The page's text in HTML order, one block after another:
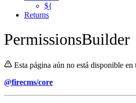
${
Returns
PermissionsBuilder
Esta página aún no está disponible en
@firecms/core